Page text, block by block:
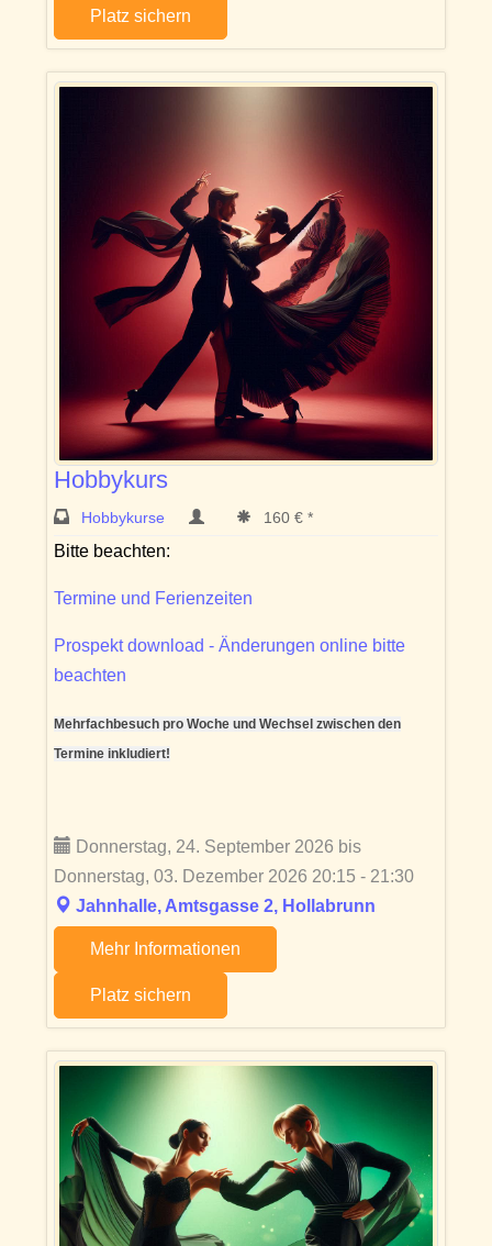
Platz sichern
Hobbykurs
Hobbykurse 160 € *
Bitte beachten:
Termine und Ferienzeiten
Prospekt download - Änderungen online bitte
beachten
Mehrfachbesuch pro Woche und Wechsel zwischen den
Termine inkludiert!
Donnerstag, 24. September 2026 bis
Donnerstag, 03. Dezember 2026 20:15 - 21:30
Jahnhalle, Amtsgasse 2, Hollabrunn
Mehr Informationen
Platz sichern